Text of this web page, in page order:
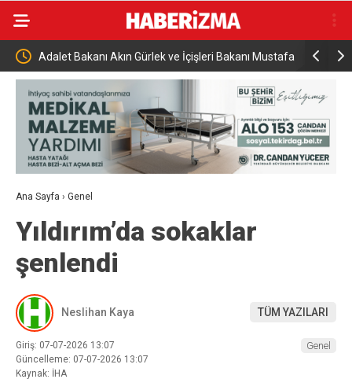
Adalet Bakanı Akın Gürlek ve İçişleri Bakanı Mustafa
Çiftçi Esenyurt’ta
Alevlere
Ana Sayfa › Genel
Yıldırım’da sokaklar
şenlendi
Neslihan Kaya TÜM YAZILARI
Giriş: 07-07-2026 13:07
Güncelleme: 07-07-2026 13:07
Kaynak: İHA
Genel